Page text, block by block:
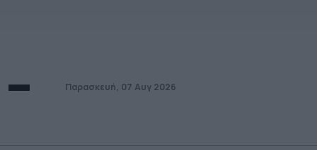
Παρασκευή, 07 Αυγ 2026